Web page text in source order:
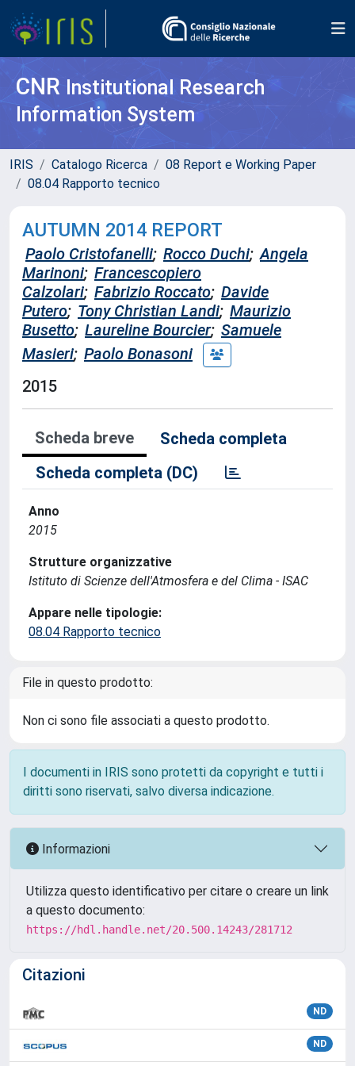
CNR Institutional Research
Information System
IRIS Catalogo Ricerca
08 Report e Working Paper
08.04 Rapporto tecnico
AUTUMN 2014 REPORT
Paolo Cristofanelli; Rocco Duchi; Angela
Marinoni; Francescopiero
Calzolari; Fabrizio Roccato; Davide
Putero; Tony Christian Landi; Maurizio
Busetto; Laureline Bourcier; Samuele
Masieri; Paolo Bonasoni
2015
Scheda breve
Scheda completa
Scheda completa (DC)
Anno
2015
Strutture organizzative
Istituto di Scienze dell'Atmosfera e del Clima - ISAC
Appare nelle tipologie:
08.04 Rapporto tecnico
File in questo prodotto:
Non ci sono file associati a questo prodotto.
I documenti in IRIS sono protetti da copyright e tutti i
diritti sono riservati, salvo diversa indicazione.
Informazioni
Utilizza questo identificativo per citare o creare un link
a questo documento:
https://hdl.handle.net/20.500.14243/281712
Citazioni
ND
ND